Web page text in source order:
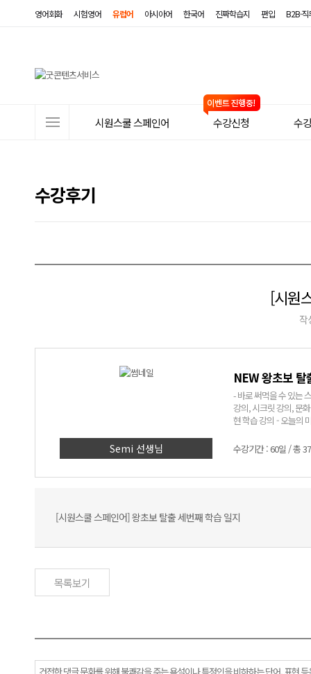
영어회화 시험영어 유럽어 아시아어 한국어 진짜학습지 편입 B2B·
뉴
시원스쿨 스페인어 수강신청 수
수강후기
[시원
작
Semi 선생님
NEW 왕초보 탈
- 바로 써먹을 수 있는 스페인어! - 어려운 문법은 NO! 쉽고 재미있는 표
강의, 시크릿 강의, 문화 알기 코너까지! - Semi쌤만 믿고
현 학습 강의 - 오늘의 미
에 입력된 실생활 회화
인어에 대한 자신감
수강기간 : 60일 / 총
[시원스쿨 스페인어] 왕초보 탈출 세번째 학습 일지
목록보기